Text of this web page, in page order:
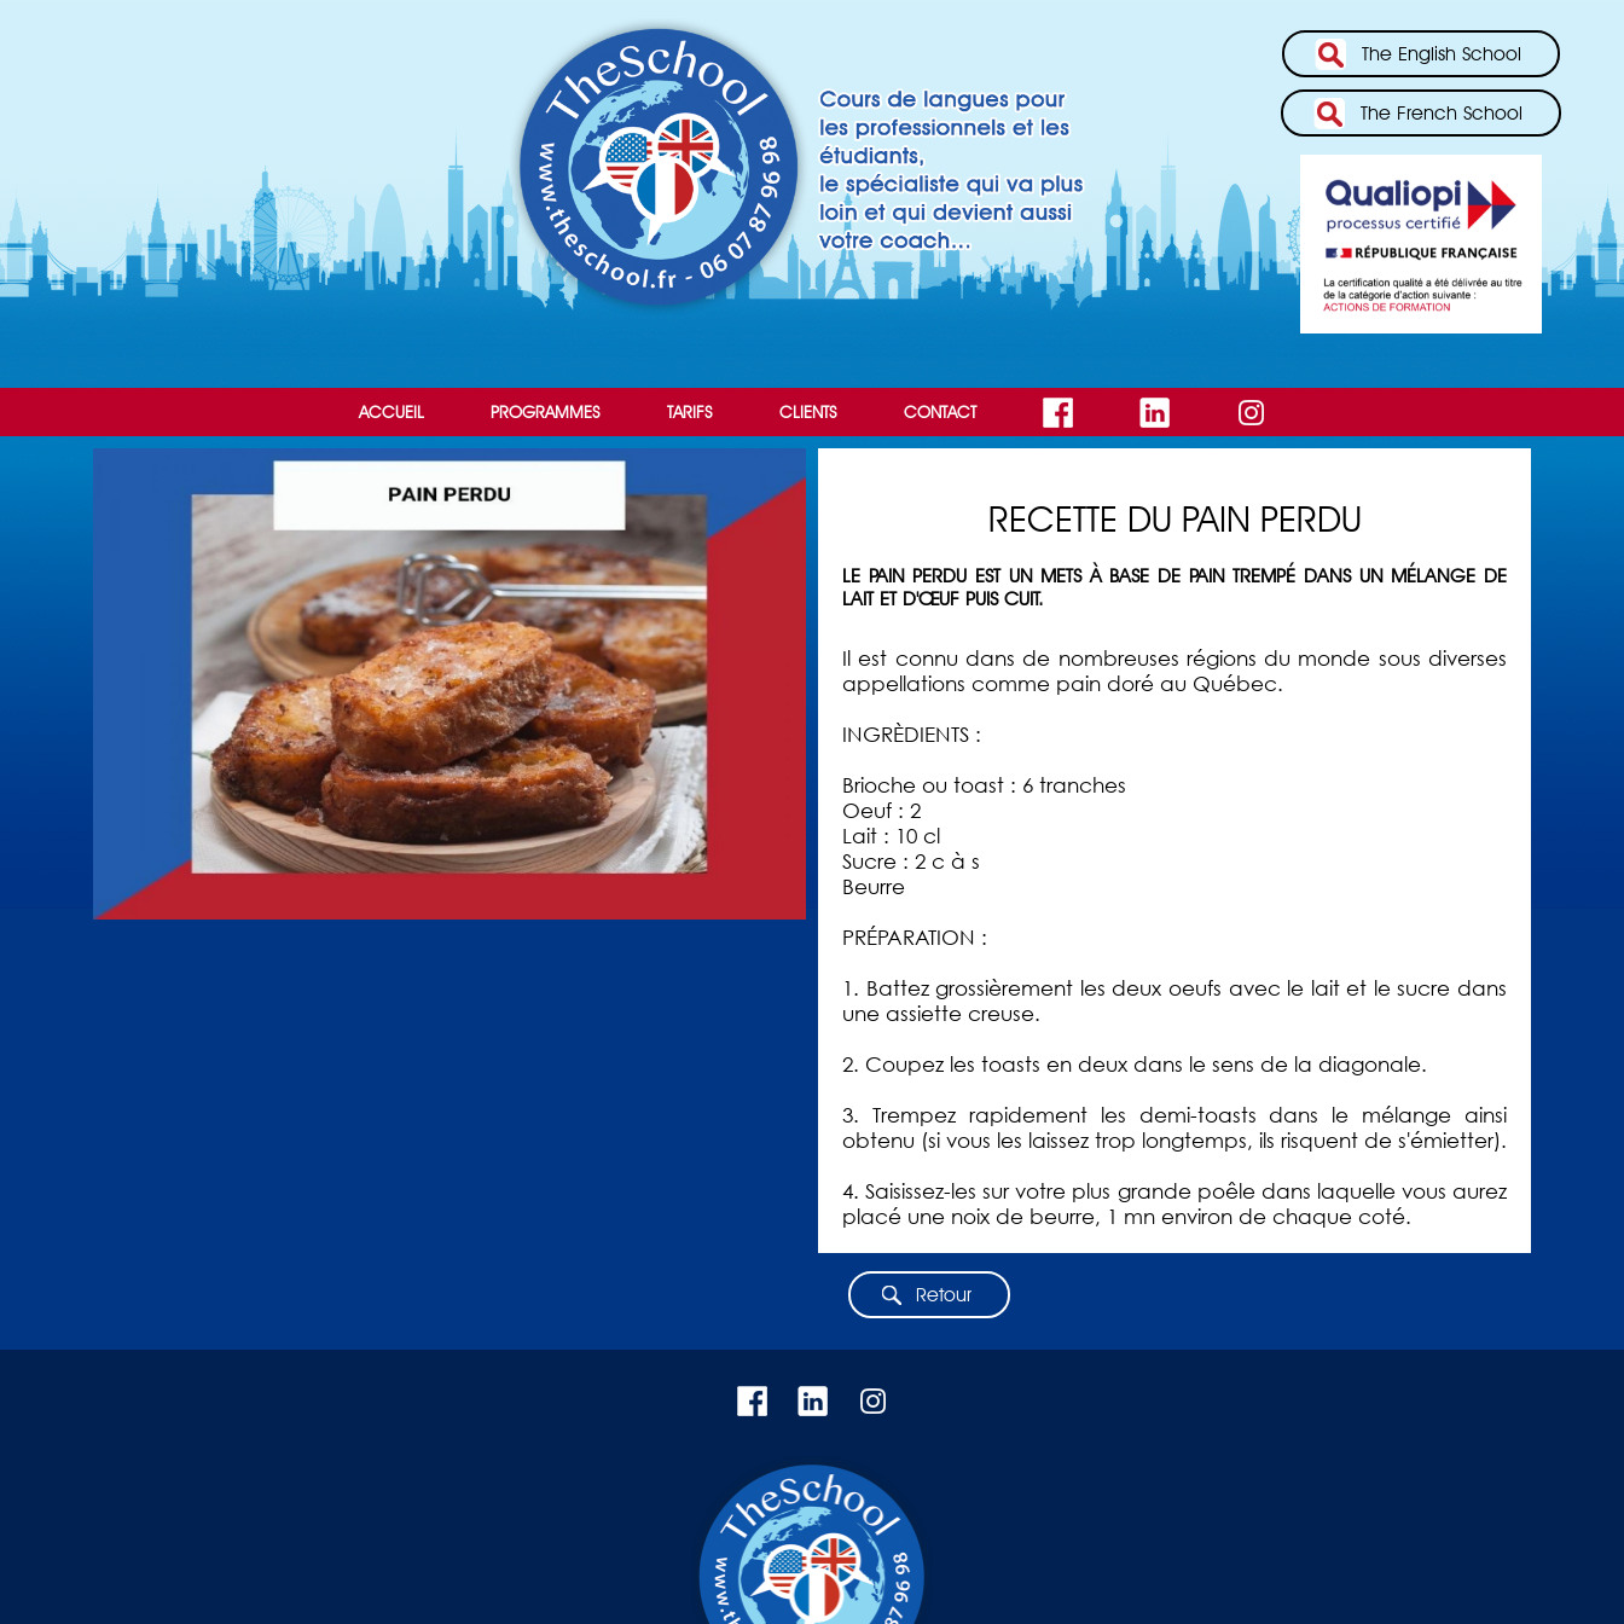
The English School
The French School
ACCUEIL PROGRAMMES TARIFS CLIENTS CONTACT
RECETTE DU PAIN PERDU
LE PAIN PERDU EST UN METS À BASE DE PAIN TREMPÉ DANS UN MÉLANGE DE
LAIT ET D'ŒUF PUIS CUIT.
Il est connu dans de nombreuses régions du monde sous diverses
appellations comme pain doré au Québec.
INGRÈDIENTS :
Brioche ou toast : 6 tranches
Oeuf : 2
Lait : 10 cl
Sucre : 2 c à s
Beurre
PRÉPARATION :
1. Battez grossièrement les deux oeufs avec le lait et le sucre dans
une assiette creuse.
2. Coupez les toasts en deux dans le sens de la diagonale.
3. Trempez rapidement les demi-toasts dans le mélange ainsi
obtenu (si vous les laissez trop longtemps, ils risquent de s'émietter).
4. Saisissez-les sur votre plus grande poêle dans laquelle vous aurez
placé une noix de beurre, 1 mn environ de chaque coté.
Retour